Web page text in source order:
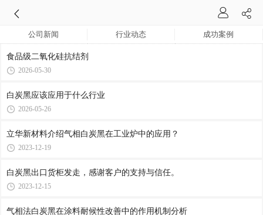
公司新闻 行业动态 成功案例
食品级二氧化硅抗结剂
2026-05-30
白炭黑应该应用于什么行业
2026-05-26
立华新材料介绍气相白炭黑在工业炉中的应用？
2023-12-19
白炭黑出口货柜发走，感谢客户的支持与信任。
2023-12-15
气相法白炭黑在涂料耐候性改善中的作用机制分析